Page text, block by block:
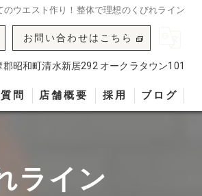
のウエスト作り！整体で理想のくびれライン
お問い合わせはこちら
郡昭和町清水新居292 オークラタウン101
問 店舗概要 採用 ブログ
ライン